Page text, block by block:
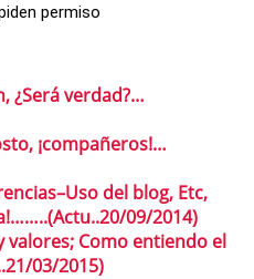
permiso
¿Será verdad?…
¡compañeros!…
del blog, Etc,
09/2014)
valores; Como entiendo el
03/2015)